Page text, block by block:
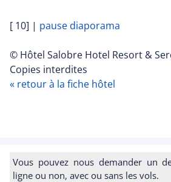
[ 10] | pause diaporama
© Hôtel Salobre Hotel Resort &
Copies interdites
« retour à la fiche hôtel
Vous pouvez nous demander un
ligne ou non, avec ou sans les vols.